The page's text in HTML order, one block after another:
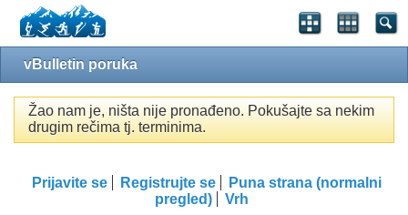
vBulletin poruka
Žao nam je, ništa nije pronađeno. Pokušajte sa nekim
drugim rečima tj. terminima.
Prijavite se Registrujte se
Puna strana (normalni
pregled)
Vrh